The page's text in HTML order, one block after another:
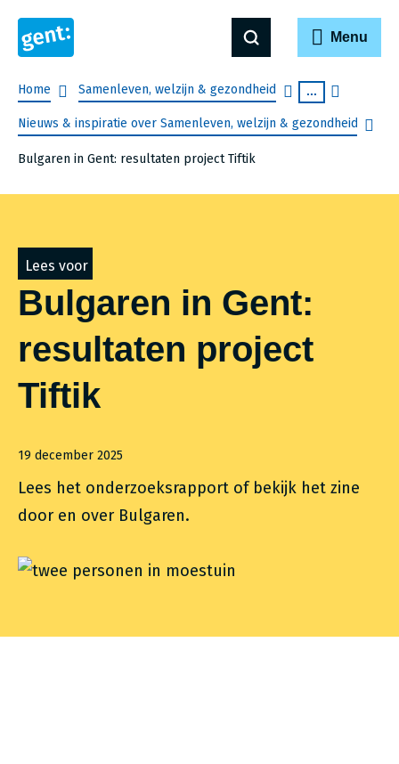
Menu
Breadcrumb
Home Samenleven, welzijn & gezondheid ...
Nieuws & inspiratie over Samenleven, welzijn & gezondheid
Bulgaren in Gent: resultaten project Tiftik
Lees voor
Bulgaren in Gent:
resultaten project
Tiftik
19 december 2025
Lees het onderzoeksrapport of bekijk het zine
door en over Bulgaren.